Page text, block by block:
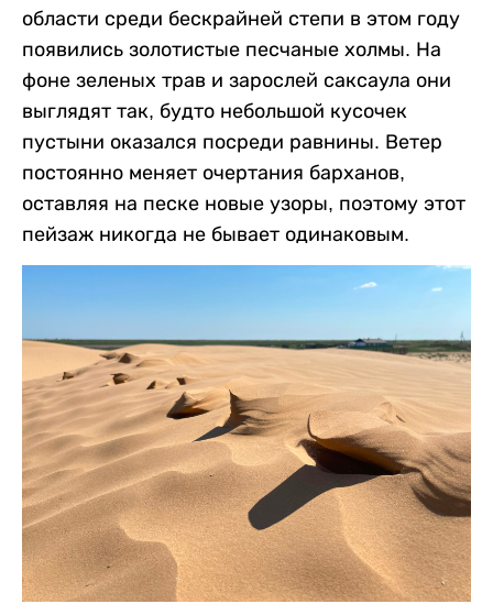
области среди бескрайней степи в этом году
появились золотистые песчаные холмы. На
фоне зеленых трав и зарослей саксаула они
выглядят так, будто небольшой кусочек
пустыни оказался посреди равнины. Ветер
постоянно меняет очертания барханов,
оставляя на песке новые узоры, поэтому этот
пейзаж никогда не бывает одинаковым.